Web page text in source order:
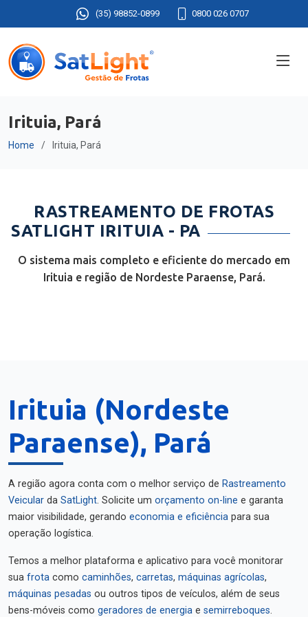
(35) 98852-0899 0800 026 0707
Irituia, Pará
Home Irituia, Pará
RASTREAMENTO DE FROTAS
SATLIGHT IRITUIA - PA
O sistema mais completo e eficiente do mercado em
Irituia e região de Nordeste Paraense, Pará.
Irituia (Nordeste
Paraense), Pará
A região agora conta com o melhor serviço de Rastreamento
Veicular da SatLight. Solicite um orçamento on-line e garanta
maior visibilidade, gerando economia e eficiência para sua
operação logística.
Temos a melhor plataforma e aplicativo para você monitorar
sua frota como caminhões, carretas, máquinas agrícolas,
máquinas pesadas ou outros tipos de veículos, além de seus
bens-móveis como geradores de energia e semirreboques.